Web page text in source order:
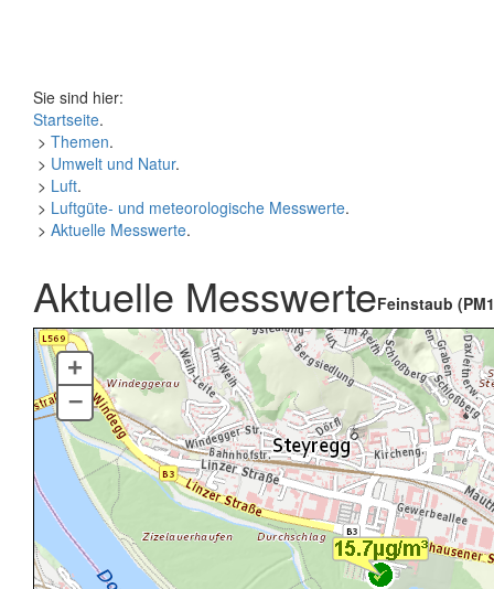
Sie sind hier:
Startseite.
> Themen.
> Umwelt und Natur.
> Luft.
> Luftgüte- und meteorologische Messwerte.
> Aktuelle Messwerte.
Aktuelle MesswerteFeinstaub
+
–